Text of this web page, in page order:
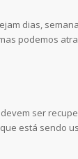
dias,
podemos
ser
está sendo